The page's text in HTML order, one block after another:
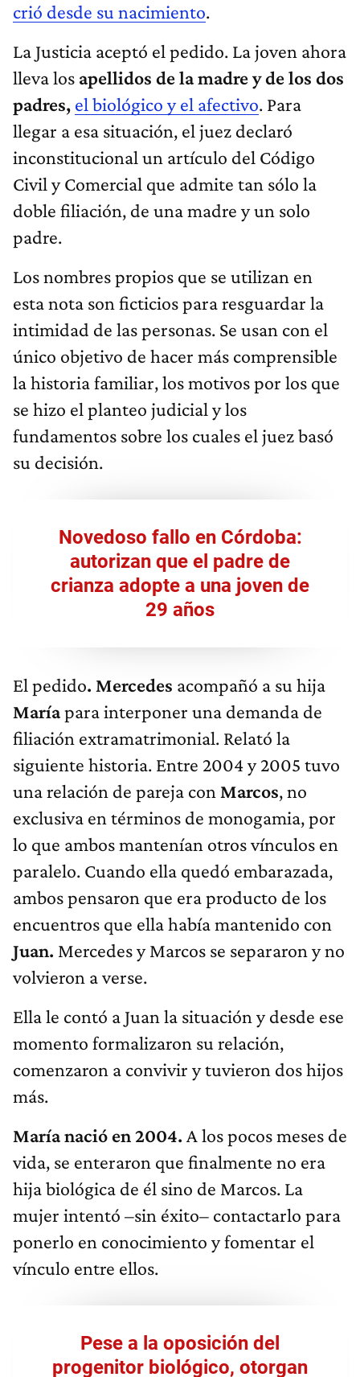
crió desde su nacimiento.
La Justicia aceptó el pedido. La joven ahora
lleva los apellidos de la madre y de los dos
padres, el biológico y el afectivo. Para
llegar a esa situación, el juez declaró
inconstitucional un artículo del Código
Civil y Comercial que admite tan sólo la
doble filiación, de una madre y un solo
padre.
Los nombres propios que se utilizan en
esta nota son ficticios para resguardar la
intimidad de las personas. Se usan con el
único objetivo de hacer más comprensible
la historia familiar, los motivos por los que
se hizo el planteo judicial y los
fundamentos sobre los cuales el juez basó
su decisión.
Novedoso fallo en Córdoba:
autorizan que el padre de
crianza adopte a una joven de
29 años
El pedido. Mercedes acompañó a su hija
Maríapara interponer una demanda de
filiación extramatrimonial. Relató la
siguiente historia. Entre 2004 y 2005 tuvo
una relación de pareja con Marcos, no
exclusiva en términos de monogamia, por
lo que ambos mantenían otros vínculos en
paralelo. Cuando ella quedó embarazada,
ambos pensaron que era producto de los
encuentros que ella había mantenido con
Juan. Mercedes y Marcos se separaron y no
volvieron a verse.
Ella le contó a Juan la situación y desde ese
momento formalizaron su relación,
comenzaron a convivir y tuvieron dos hijos
más.
María nació en 2004. A los pocos meses de
vida, se enteraron que finalmente no era
hija biológica de él sino de Marcos. La
mujer intentó –sin éxito– contactarlo para
ponerlo en conocimiento y fomentar el
vínculo entre ellos.
Pese a la oposición del
progenitor biológico, otorgan